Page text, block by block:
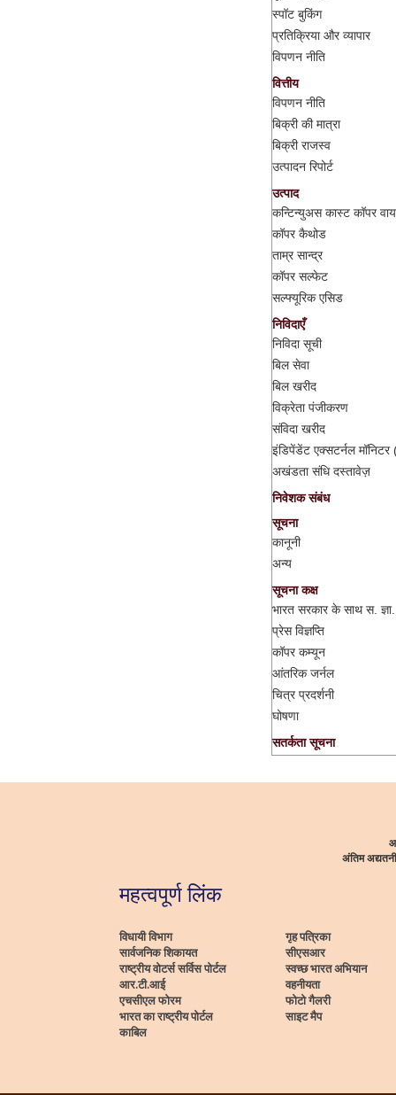
स्पॉट बुकिंग
प्रतिक्रिया और व्यापार
विपणन नीति
वित्तीय
विपणन नीति
बिक्री की मात्रा
बिक्री राजस्व
उत्पादन रिपोर्ट
उत्पाद
कन्टिन्युअस कास्ट कॉपर
कॉपर कैथोड
ताम्र सान्द्र
कॉपर सल्फेट
सल्फ्यूरिक एसिड
निविदाएँ
निविदा सूची
बिल सेवा
बिल खरीद
विक्रेता पंजीकरण
संविदा खरीद
इंडिपेंडेंट एक्सटर्नल
अखंडता संधि दस्तावेज़
निवेशक संबंध
सूचना
कानूनी
अन्य
सूचना कक्ष
भारत सरकार के साथ स. ज्ञा.
प्रेस विज्ञप्ति
कॉपर कम्यून
आंतरिक जर्नल
चित्र प्रदर्शनी
घोषणा
सतर्कता सूचना
अंतिम
महत्वपूर्ण लिंक
विधायी विभाग
सार्वजनिक शिकायत
राष्ट्रीय वोटर्स सर्विस पोर्टल
आर.टी.आई
एचसीएल फोरम
भारत का राष्ट्रीय पोर्टल
काबिल
गृह पत्रिका
सीएसआर
स्वच्छ भारत अभियान
वहनीयता
फोटो गैलरी
साइट मैप